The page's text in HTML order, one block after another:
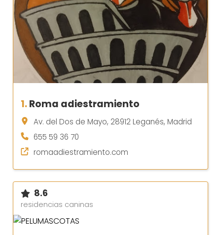
1.Roma adiestramiento
Av. del Dos de Mayo, 28912 Leganés, Madrid
655 59 36 70
romaadiestramiento.com
8.6
residencias caninas